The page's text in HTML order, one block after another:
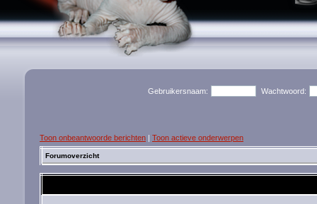
Gebruikersnaam: Wachtwoord:
Toon onbeantwoorde berichten | Toon actieve onderwerpen
Forumoverzicht